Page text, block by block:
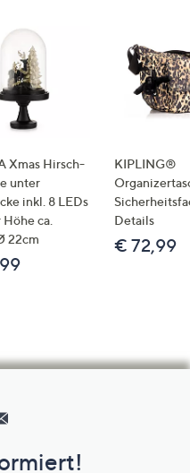
Xmas Hirsch-
unter
inkl. 8 LEDs
ca.
22cm
KIPLING®
Details
€ 72,99